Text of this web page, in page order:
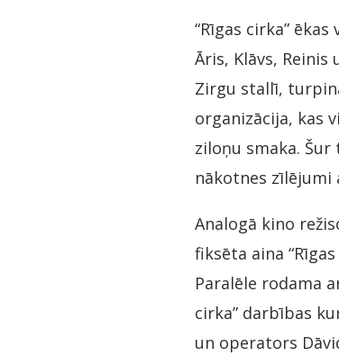
“Rīgas cirka”
Āris, Klāvs,
Zirgu stallī,
organizācija, kas
ziloņu smaka.
nākotnes
Analogā kino
fiksēta aina
Paralēle rodama
cirka” darbības
un operators